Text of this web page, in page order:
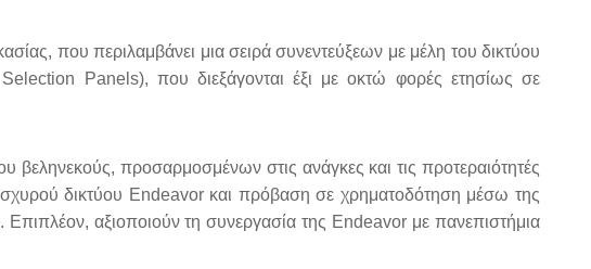
που περιλαμβάνει μια σειρά συνεντεύξεων με μέλη του δικτύου
Panels), που διεξάγονται έξι με οκτώ φορές ετησίως σε
βεληνεκούς, προσαρμοσμένων στις ανάγκες και τις προτεραιότητές
δικτύου Endeavor και πρόβαση σε χρηματοδότηση μέσω της
Επιπλέον, αξιοποιούν τη συνεργασία της Endeavor με πανεπιστήμια